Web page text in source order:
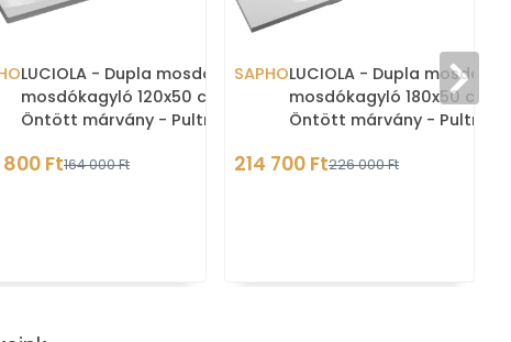
LUCIOLA - Dupla mosdó,
mosdókagyló 120x50 cm -
Öntött márvány - Pultra,
800 Ft164 000 Ft
SAPHOLUCIOLA - Dupla mosdó,
mosdókagyló 180x50 cm -
Öntött márvány - Pultra,
214 700 Ft226 000 Ft